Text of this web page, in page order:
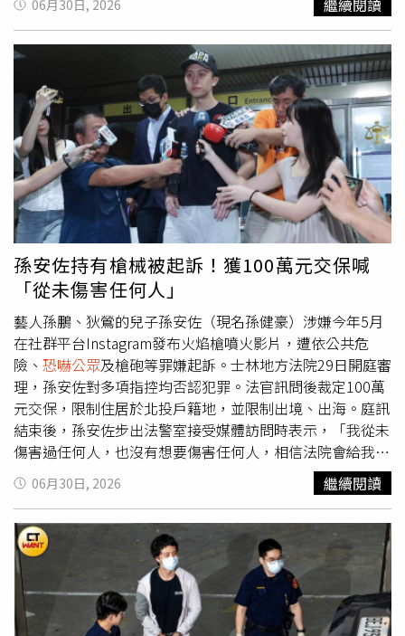
罪、槍砲彈藥刀械管制條例等罪提起公訴。士林地院審理
時，認為孫安佐涉案嫌疑重大，且有反覆實施之虞，但無勾
串、滅證之虞，諭令100萬元交保，限制住居於北投戶籍
地，限制出境、出海，且在本案審理期間，孫安佐不得接觸
3名同案共犯陳昱中、邱皓偉、江廷佑。孫安佐父親孫鵬於
昨晚完成交保，而孫安佐也在晚間7時許步出法院。面對媒
體詢問是否覺得冤枉，孫安佐表示「我相信法院會給我公正
的判決，我從未傷害過任何人，也沒有想要傷害任何人的念
頭」。不過，孫安佐右臉太陽穴附近一塊黑色痕跡引起媒體
注意，媒體詢問是否受傷時，他先愣了一下，隨即回應「沒
有吧，你看錯了」。事實上，孫安佐的右耳鬢角處的黑色印
記，並非受傷。孫安佐過去就曾在社群平台解答，表示右臉
的黑色印記是他從小就有的「胎記」。孫安佐交保步出法院
時，右臉黑色印記引發關注，他澄清並非受傷，過去也曾透
露是從小就有的胎記。（圖／報系資料照）
06月30日, 2026 繼續閱讀
孫安佐持有槍械被起訴！獲100萬元交保喊
「從未傷害任何人」
藝人孫鵬、狄鶯的兒子孫安佐（現名孫健豪）涉嫌今年5月
在社群平台Instagram發布火焰槍噴火影片，遭依公共危
險、 恐嚇公眾及槍砲等罪嫌起訴。士林地方法院29日開庭審
理，孫安佐對多項指控均否認犯罪。法官訊問後裁定100萬
元交保，限制住居於北投戶籍地，並限制出境、出海。庭訊
結束後，孫安佐步出法警室接受媒體訪問時表示，「我從未
傷害過任何人，也沒有想要傷害任何人，相信法院會給我公
正的判決。」隨後搭乘父親孫鵬駕駛的車輛離開法院。針對
檢方指控他7度在供公眾通行道路使用火焰槍噴火，涉嫌公
共危險罪，孫安佐當庭否認犯罪。他表示，當時是為了拍攝
影片，同時進行相關實驗，自己對火焰特性及噴射距離相當
熟悉，並未在有人經過時操作，也沒有朝易燃物或建築物噴
射。法官詢問，若火勢意外延燒是否具備應變措施，孫安佐
回應，自己清楚掌握火焰噴射範圍與距離，不認為會發生延
燒情況，且都是朝空曠地點操作，若真的發生意外，也能利
06月30日, 2026 繼續閱讀